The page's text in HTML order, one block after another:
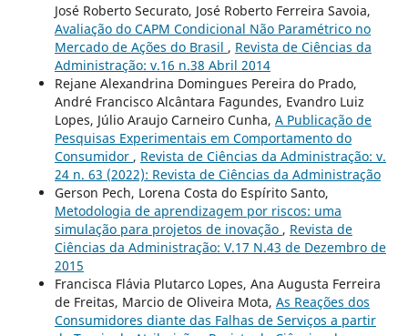
José Roberto Securato, José Roberto Ferreira Savoia,
Avaliação do CAPM Condicional Não Paramétrico no
Mercado de Ações do Brasil , Revista de Ciências da
Administração: v.16 n.38 Abril 2014
Rejane Alexandrina Domingues Pereira do Prado,
André Francisco Alcântara Fagundes, Evandro Luiz
Lopes, Júlio Araujo Carneiro Cunha, A Publicação de
Pesquisas Experimentais em Comportamento do
Consumidor , Revista de Ciências da Administração: v.
24 n. 63 (2022): Revista de Ciências da Administração
Gerson Pech, Lorena Costa do Espírito Santo,
Metodologia de aprendizagem por riscos: uma
simulação para projetos de inovação , Revista de
Ciências da Administração: V.17 N.43 de Dezembro de
2015
Francisca Flávia Plutarco Lopes, Ana Augusta Ferreira
de Freitas, Marcio de Oliveira Mota, As Reações dos
Consumidores diante das Falhas de Serviços a partir